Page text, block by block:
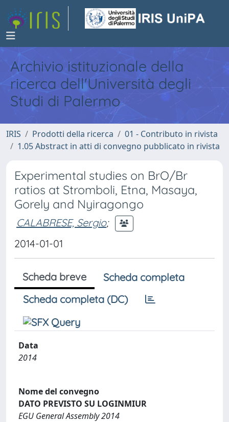
Archivio istituzionale della
ricerca dell'Università degli
Studi di Palermo
IRIS Prodotti della ricerca
01 - Contributo in rivista
1.05 Abstract in atti di convegno pubblicato in rivista
Experimental studies on BrO/Br
ratios at Stromboli, Etna, Masaya,
Gorely and Nyiragongo
CALABRESE, Sergio;
2014-01-01
Scheda breve
Scheda completa
Scheda completa (DC)
Data
2014
Nome del convegno
DATO PREVISTO SU LOGINMIUR
EGU General Assembly 2014